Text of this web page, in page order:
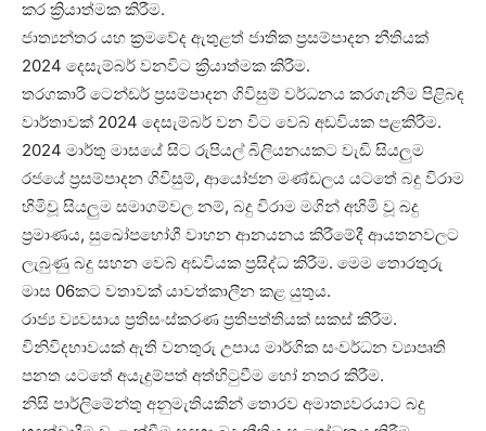
කර ක්‍රියාත්මක කිරීම.
ජාත්‍යන්තර යහ ක්‍රමවේද ඇතුළත් ජාතික ප්‍රසම්පාදන නීතියක්
2024 දෙසැම්බර් වනවිට ක්‍රියාත්මක කිරීම.
තරගකාරී ටෙන්ඩර් ප්‍රසම්පාදන ගිවිසුම් වර්ධනය කරගැනීම පිළිබඳ
වාර්තාවක් 2024 දෙසැම්බර් වන විට වෙබ් අඩවියක පළකිරීම.
2024 මාර්තු මාසයේ සිට රුපියල් බිලියනයකට වැඩි සියලුම
රජයේ ප්‍රසම්පාදන ගිවිසුම්, ආයෝජන මණ්ඩලය යටතේ බදු විරාම
හිමිවූ සියලුම සමාගම්වල නම්, බදු විරාම මගින් අහිමි වූ බදු
ප්‍රමාණය, සුඛෝපභෝගී වාහන ආනයනය කිරීමේදී ආයතනවලට
ලැබුණු බදු සහන වෙබ් අඩවියක ප්‍රසිද්ධ කිරීම. මෙම තොරතුරු
මාස 06කට වතාවක් යාවත්කාලීන කළ යුතුය.
රාජ්‍ය ව්‍යවසාය ප්‍රතිසංස්කරණ ප්‍රතිපත්තියක් සකස් කිරීම.
විනිවිදභාවයක් ඇති වනතුරු උපාය මාර්ගික සංවර්ධන ව්‍යාපෘති
පනත යටතේ අයැදුම්පත් අත්හිටුවීම හෝ නතර කිරීම.
නිසි පාර්ලිමේන්තු අනුමැතියකින් තොරව අමාත්‍යවරයාට බදු